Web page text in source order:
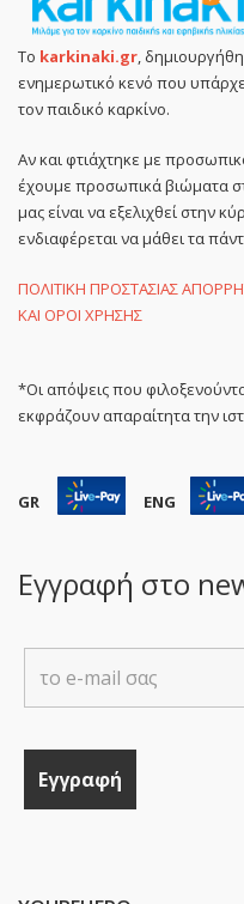
Το karkinaki.gr,
ενημερωτικό κενό που
τον παιδικό καρκίνο.
Αν και φτιάχτηκε με
έχουμε προσωπικά βιώματα
μας είναι να εξελιχθεί στην
ενδιαφέρεται να μάθει τα
ΠΟΛΙΤΙΚΗ ΠΡΟΣΤΑΣΙΑΣ
ΚΑΙ ΟΡΟΙ ΧΡΗΣΗΣ
*Οι απόψεις που
εκφράζουν απαραίτητα την
GR ENG
Εγγραφή στο